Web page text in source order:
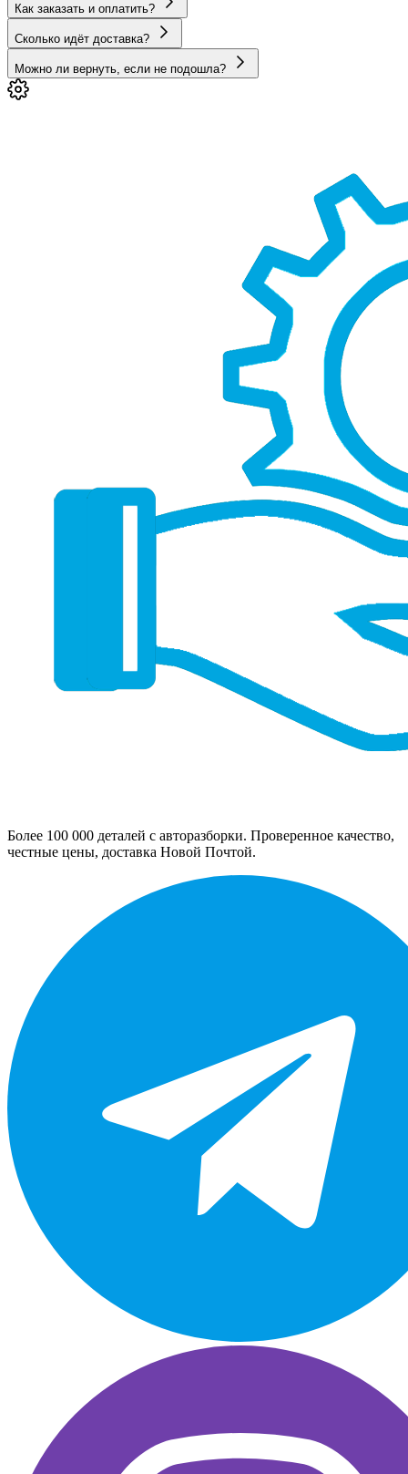
Как заказать и оплатить?
Сколько идёт доставка?
Можно ли вернуть, если не подошла?
Более 100 000 деталей с авторазборки. Проверенное качество,
честные цены, доставка Новой Почтой.